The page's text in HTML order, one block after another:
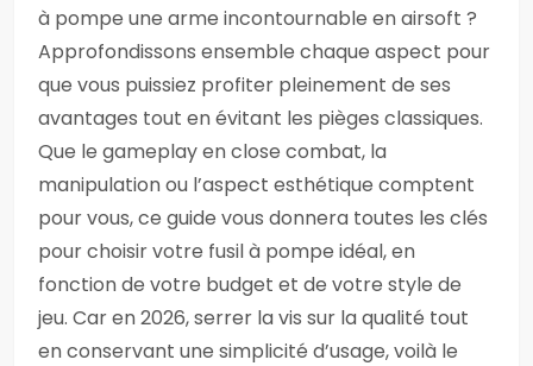
à pompe une arme incontournable en airsoft ?
Approfondissons ensemble chaque aspect pour
que vous puissiez profiter pleinement de ses
avantages tout en évitant les pièges classiques.
Que le gameplay en close combat, la
manipulation ou l’aspect esthétique comptent
pour vous, ce guide vous donnera toutes les clés
pour choisir votre fusil à pompe idéal, en
fonction de votre budget et de votre style de
jeu. Car en 2026, serrer la vis sur la qualité tout
en conservant une simplicité d’usage, voilà le